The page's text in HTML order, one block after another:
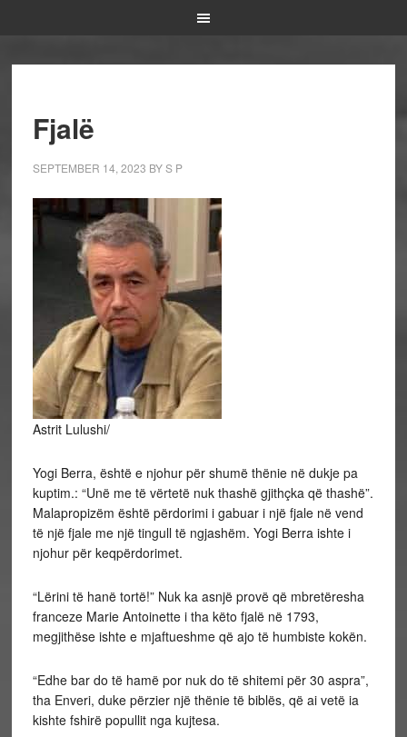
Fjalë
SEPTEMBER 14, 2023 BYS P
Astrit Lulushi/
Yogi Berra, është e njohur për shumë thënie në dukje pa
kuptim.: “Unë me të vërtetë nuk thashë gjithçka që thashë”.
Malapropizëm është përdorimi i gabuar i një fjale në vend
të një fjale me një tingull të ngjashëm. Yogi Berra ishte i
njohur për keqpërdorimet.
“Lërini të hanë tortë!” Nuk ka asnjë provë që mbretëresha
franceze Marie Antoinette i tha këto fjalë në 1793,
megjithëse ishte e mjaftueshme që ajo të humbiste kokën.
“Edhe bar do të hamë por nuk do të shitemi për 30 aspra”,
tha Enveri, duke përzier një thënie të biblës, që ai vetë ia
kishte fshirë popullit nga kujtesa.